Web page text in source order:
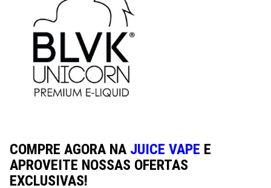
COMPRE AGORA NA JUICE VAPE E
APROVEITE NOSSAS OFERTAS
EXCLUSIVAS!